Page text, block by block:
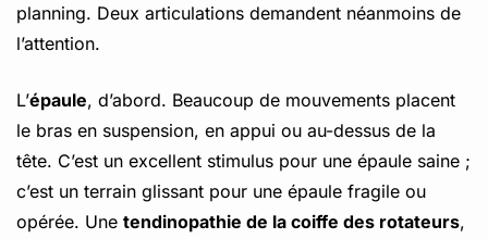
planning. Deux articulations demandent néanmoins de
l’attention.
L’épaule, d’abord. Beaucoup de mouvements placent
le bras en suspension, en appui ou au-dessus de la
tête. C’est un excellent stimulus pour une épaule saine ;
c’est un terrain glissant pour une épaule fragile ou
opérée. Une tendinopathie de la coiffe des rotateurs,